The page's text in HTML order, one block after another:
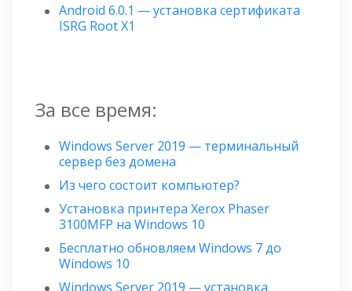
Android 6.0.1 — установка сертификата
ISRG Root X1
За все время:
Windows Server 2019 — терминальный
сервер без домена
Из чего состоит компьютер?
Установка принтера Xerox Phaser
3100MFP на Windows 10
Бесплатно обновляем Windows 7 до
Windows 10
Windows Server 2019 — установка